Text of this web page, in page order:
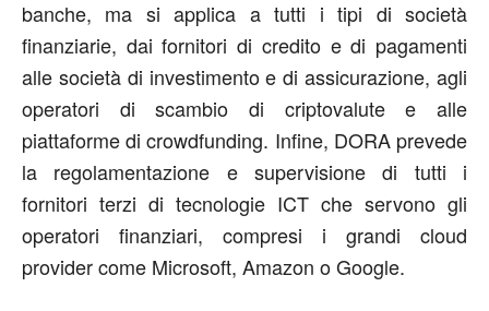
banche, ma si applica a tutti i tipi di società
finanziarie, dai fornitori di credito e di pagamenti
alle società di investimento e di assicurazione, agli
operatori di scambio di criptovalute e alle
piattaforme di crowdfunding. Infine, DORA prevede
la regolamentazione e supervisione di tutti i
fornitori terzi di tecnologie ICT che servono gli
operatori finanziari, compresi i grandi cloud
provider come Microsoft, Amazon o Google.